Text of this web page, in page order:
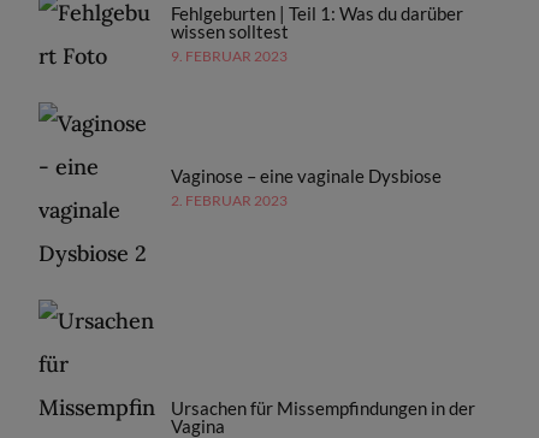
Fehlgeburten | Teil 1: Was du darüber
wissen solltest
9. FEBRUAR 2023
Vaginose – eine vaginale Dysbiose
2. FEBRUAR 2023
Ursachen für Missempfindungen in der
Vagina